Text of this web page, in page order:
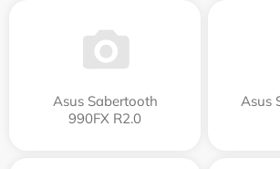
Asus Sabertooth
990FX R2.0
Asus